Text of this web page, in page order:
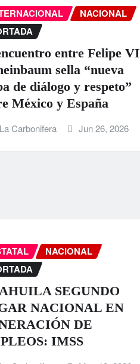
NACIONAL
entre Felipe VI
sella “nueva
de diálogo y respeto”
México y España
La Carbonifera Jun 26, 2026
NACIONAL
SEGUNDO
NACIONAL EN
DE
IMSS